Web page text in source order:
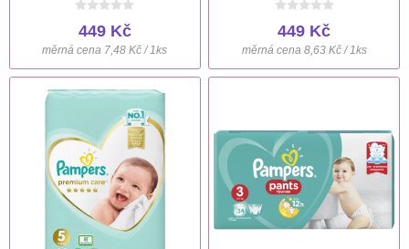
449 Kč
měrná cena 7,48 Kč / 1ks
449 Kč
měrná cena 8,63 Kč / 1ks